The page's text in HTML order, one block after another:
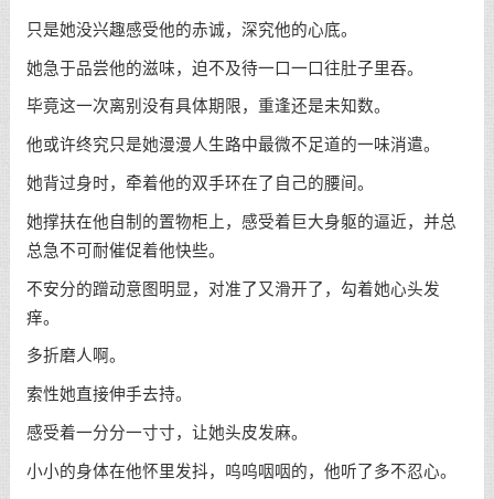
只是她没兴趣感受他的赤诚，深究他的心底。
她急于品尝他的滋味，迫不及待一口一口往肚子里吞。
毕竟这一次离别没有具体期限，重逢还是未知数。
他或许终究只是她漫漫人生路中最微不足道的一味消遣。
她背过身时，牵着他的双手环在了自己的腰间。
她撑扶在他自制的置物柜上，感受着巨大身躯的逼近，并总
总急不可耐催促着他快些。
不安分的蹭动意图明显，对准了又滑开了，勾着她心头发
痒。
多折磨人啊。
索性她直接伸手去持。
感受着一分分一寸寸，让她头皮发麻。
小小的身体在他怀里发抖，呜呜咽咽的，他听了多不忍心。